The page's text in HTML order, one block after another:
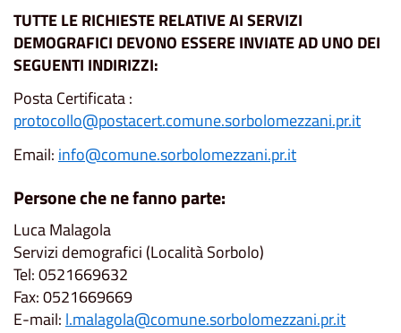
TUTTE LE RICHIESTE RELATIVE AI SERVIZI
DEMOGRAFICI DEVONO ESSERE INVIATE AD UNO DEI
SEGUENTI INDIRIZZI:
Posta Certificata :
protocollo@postacert.comune.sorbolomezzani.pr.it
Email: info@comune.sorbolomezzani.pr.it
Persone che ne fanno parte:
Luca Malagola
Servizi demografici (Località Sorbolo)
Tel: 0521669632
Fax: 0521669669
E-mail: l.malagola@comune.sorbolomezzani.pr.it